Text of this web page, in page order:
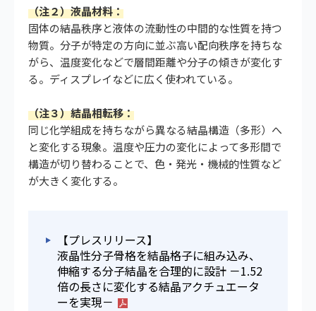
（注２）液晶材料：
固体の結晶秩序と液体の流動性の中間的な性質を持つ
物質。分子が特定の方向に並ぶ高い配向秩序を持ちな
がら、温度変化などで層間距離や分子の傾きが変化す
る。ディスプレイなどに広く使われている。
（注３）結晶相転移：
同じ化学組成を持ちながら異なる結晶構造（多形）へ
と変化する現象。温度や圧力の変化によって多形間で
構造が切り替わることで、色・発光・機械的性質など
が大きく変化する。
【プレスリリース】
液晶性分子骨格を結晶格子に組み込み、
伸縮する分子結晶を合理的に設計 －1.52
倍の長さに変化する結晶アクチュエータ
ーを実現－